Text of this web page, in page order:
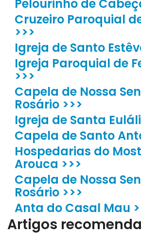
Pelourinho de
Cruzeiro Paroquial
>>>
Igreja de Santo
Igreja Paroquial de
>>>
Capela de Nossa
Rosário >>>
Igreja de Santa
Capela de Santo
Hospedarias do
Arouca >>>
Capela de Nossa
Rosário >>>
Anta do Casal Mau
Artigos